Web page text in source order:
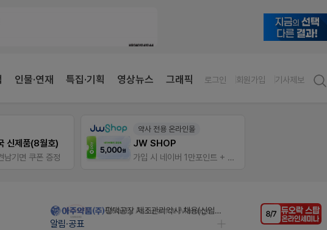
인물·연재 특집·기획 영상뉴스 그래픽 로그인 회원가입 기사제보
신제품(8월호)
남기면 쿠폰 증정
약사 전용 온라인몰
JW SHOP
가입 시 네이버 1만포인트 + 스벅쿠폰
평택공장 제조관리약사 채용(신입우대)
알림·공표